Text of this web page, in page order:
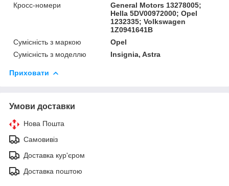
Кросс-номери
General Motors 13278005;
Hella 5DV00972000; Opel
1232335; Volkswagen
1Z0941641B
Сумісність з маркою
Opel
Сумісність з моделлю
Insignia, Astra
Приховати
Умови доставки
Нова Пошта
Самовивіз
Доставка кур'єром
Доставка поштою